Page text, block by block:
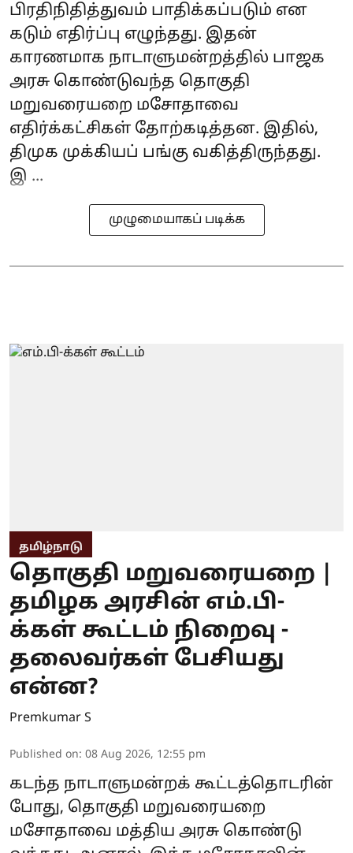
பிரதிநிதித்துவம் பாதிக்கப்படும் என
கடும் எதிர்ப்பு எழுந்தது. இதன்
காரணமாக நாடாளுமன்றத்தில் பாஜக
அரசு கொண்டுவந்த தொகுதி
மறுவரையறை மசோதாவை
எதிர்க்கட்சிகள் தோற்கடித்தன. இதில்,
திமுக முக்கியப் பங்கு வகித்திருந்தது.
இ ...
முழுமையாகப் படிக்க
தமிழ்நாடு
தொகுதி மறுவரையறை |
தமிழக அரசின் எம்.பி-
க்கள் கூட்டம் நிறைவு -
தலைவர்கள் பேசியது
என்ன?
Premkumar S
Published on: 08 Aug 2026, 12:55 pm
கடந்த நாடாளுமன்றக் கூட்டத்தொடரின்
போது, தொகுதி மறுவரையறை
மசோதாவை மத்திய அரசு கொண்டு